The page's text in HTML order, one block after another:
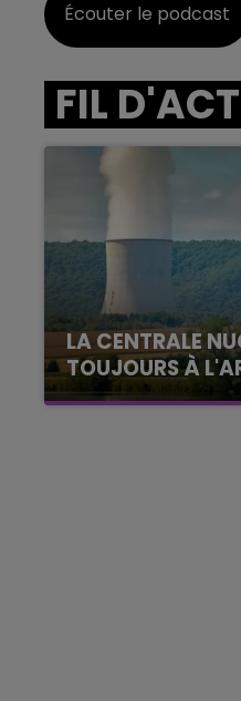
19h15 -
LA RADIO
Écouter le podcast
FIL
LA CENTRALE
TOUJOURS À
Cela fait déjà une
nucléaire
justifiée par la